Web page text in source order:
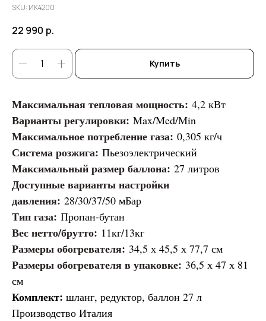
SKU: ИК4200
22 990 р.
Купить
Максимальная тепловая мощность: 4,2 кВт
Варианты регулировки: Max/Med/Min
Максимальное потребление газа: 0,305 кг/ч
Система розжига: Пьезоэлектрический
Максимальный размер баллона: 27 литров
Доступные варианты настройки
давления: 28/30/37/50 мБар
Тип газа: Пропан-бутан
Вес нетто/брутто: 11кг/13кг
Размеры обогревателя: 34,5 х 45,5 х 77,7 см
Размеры обогревателя в упаковке: 36,5 х 47 х 81
см
Комплект: шланг, редуктор, баллон 27 л
Производство Италия